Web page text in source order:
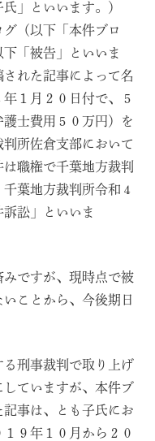
」といいます。）
（以下「本件ブロ
「被告」といいま
れた記事によって名
１月２０日付で、５
士費用５０万円）を
所佐倉支部において
職権で千葉地方裁判
葉地方裁判所令和４
訟」といいま
ですが、現時点で被
ことから、今後期日
刑事裁判で取り上げ
していますが、本件ブ
事は、とも子氏にお
９年１０月から２０